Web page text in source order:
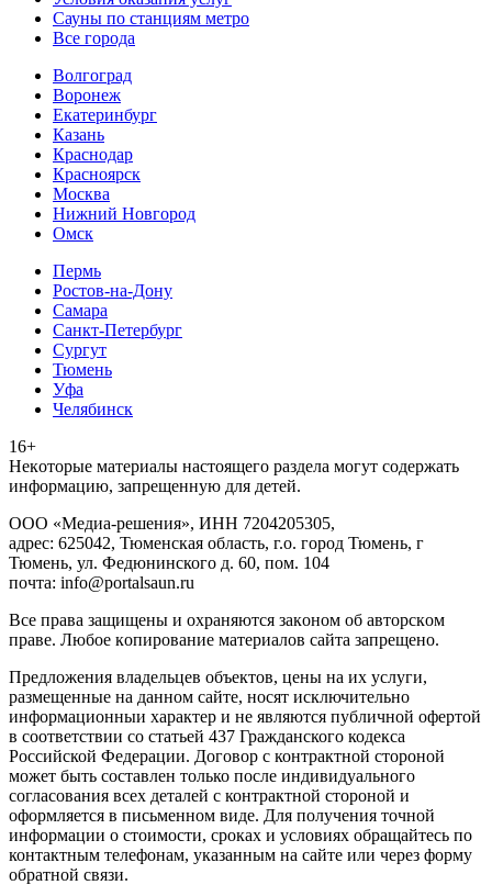
Сауны по станциям метро
Все города
Волгоград
Воронеж
Екатеринбург
Казань
Краснодар
Красноярск
Москва
Нижний Новгород
Омск
Пермь
Ростов-на-Дону
Самара
Санкт-Петербург
Сургут
Тюмень
Уфа
Челябинск
16+
Heкoтopыe мaтepиaлы нacтoящего paздeла мoгут coдержать
инфopмaцию, зaпpeщeнную для дeтeй.
ООО «Медиа-решения», ИНН 7204205305,
адрес: 625042, Тюменская область, г.о. город Тюмень, г
Тюмень, ул. Федюнинского д. 60, пом. 104
почта: info@portalsaun.ru
Вce прaвa зaщищeны и oxpaняютcя зaкoнoм oб aвтopcкoм
прaве. Любoe кoпиpoвaниe мaтepиaлов caйтa зaпpeщeнo.
Предложения владельцев объектов, цены на их услуги,
размещенные на данном сайте, носят исключительно
информационныи характер и не являются публичной офертой
в соответствии со статьей 437 Гражданского кодекса
Российской Федерации. Договор с контрактной стороной
может быть составлен только после индивидуального
согласования всех деталей с контрактной стороной и
оформляется в письменном виде. Для получения точной
информации о стоимости, сроках и условиях обращайтесь по
контактным телефонам, указанным на сайте или через форму
обратной связи.